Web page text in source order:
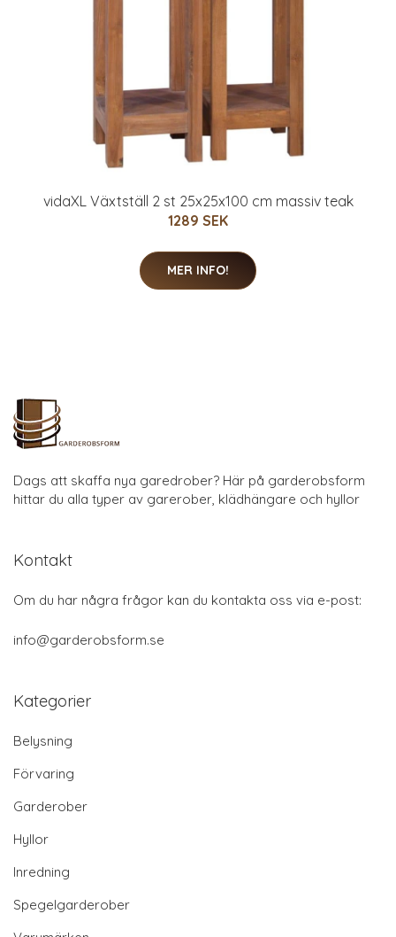
vidaXL Växtställ 2 st 25x25x100 cm massiv teak
1289 SEK
MER INFO!
Dags att skaffa nya garedrober? Här på garderobsform
hittar du alla typer av garerober, klädhängare och hyllor
Kontakt
Om du har några frågor kan du kontakta oss via e-post:
info@garderobsform.se
Kategorier
Belysning
Förvaring
Garderober
Hyllor
Inredning
Spegelgarderober